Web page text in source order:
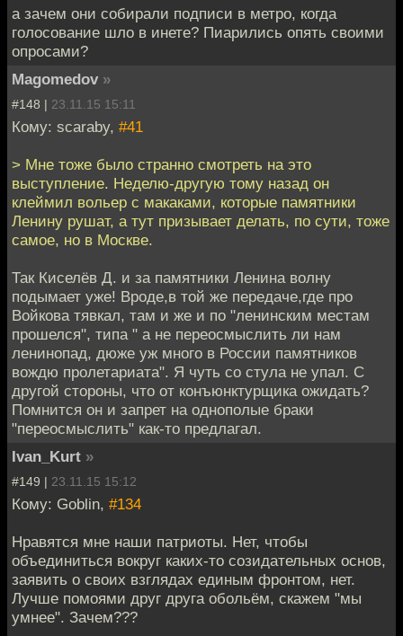
а зачем они собирали подписи в метро, когда
голосование шло в инете? Пиарились опять своими
опросами?
Magomedov »
#148 | 23.11.15 15:11
Кому: scaraby, #41
> Мне тоже было странно смотреть на это
выступление. Неделю-другую тому назад он
клеймил вольер с макаками, которые памятники
Ленину рушат, а тут призывает делать, по сути, тоже
самое, но в Москве.
Так Киселёв Д. и за памятники Ленина волну
подымает уже! Вроде,в той же передаче,где про
Войкова тявкал, там и же и по "ленинским местам
прошелся", типа " а не переосмыслить ли нам
ленинопад, дюже уж много в России памятников
вождю пролетариата". Я чуть со стула не упал. С
другой стороны, что от конъюнктурщика ожидать?
Помнится он и запрет на однополые браки
"переосмыслить" как-то предлагал.
Ivan_Kurt »
#149 | 23.11.15 15:12
Кому: Goblin, #134
Нравятся мне наши патриоты. Нет, чтобы
объединиться вокруг каких-то созидательных основ,
заявить о своих взглядах единым фронтом, нет.
Лучше помоями друг друга обольём, скажем "мы
умнее". Зачем???